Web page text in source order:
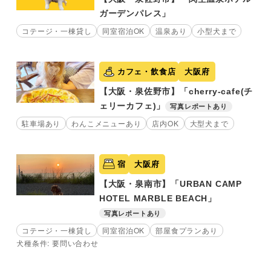
ガーデンパレス」
コテージ・一棟貸し 同室宿泊OK 温泉あり 小型犬まで
カフェ・飲食店 大阪府
【大阪・泉佐野市】「cherry-cafe(チ
ェリーカフェ)」
写真レポートあり
駐車場あり わんこメニューあり 店内OK 大型犬まで
宿 大阪府
【大阪・泉南市】「URBAN CAMP
HOTEL MARBLE BEACH」
写真レポートあり
コテージ・一棟貸し 同室宿泊OK
部屋食プランあり
犬種条件: 要問い合わせ